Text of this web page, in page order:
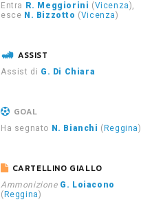
Entra R. Meggiorini (Vicenza),
esce N. Bizzotto (Vicenza)
ASSIST
Assist di G. Di Chiara
GOAL
Ha segnato N. Bianchi ( Reggina)
CARTELLINO GIALLO
Ammonizione G. Loiacono
( Reggina)